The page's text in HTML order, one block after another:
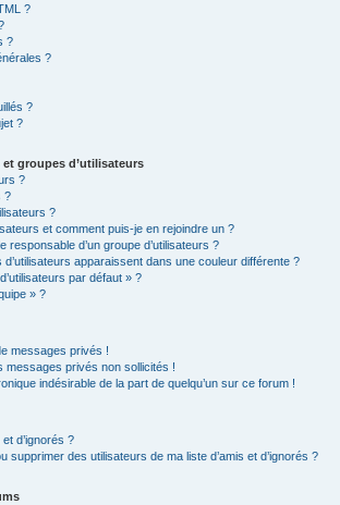
?
?
?
?
?
groupes d’utilisateurs
?
?
?
et comment puis-je en rejoindre un ?
responsable d’un groupe d’utilisateurs ?
apparaissent dans une couleur différente ?
par défaut » ?
» ?
messages privés !
messages privés non sollicités !
indésirable de la part de quelqu’un sur ce forum !
d’ignorés ?
supprimer des utilisateurs de ma liste d’amis et d’ignorés ?